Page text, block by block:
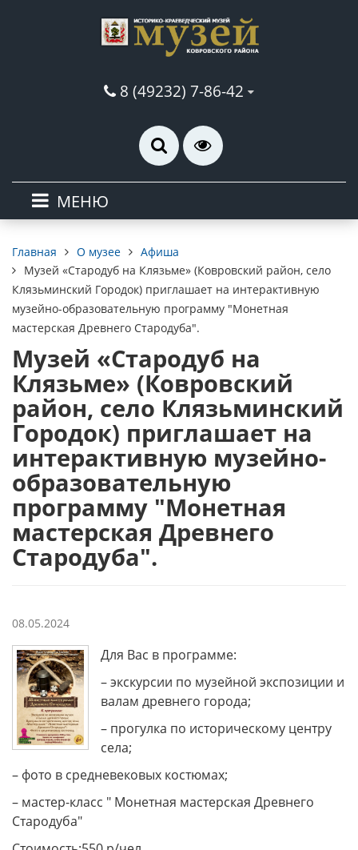
8 (49232) 7-86-42
МЕНЮ
Главная О музее
Афиша
Музей «Стародуб на Клязьме» (Ковровский район, село
Клязьминский Городок) приглашает на интерактивную
музейно-образовательную программу "Монетная
мастерская Древнего Стародуба".
Музей «Стародуб на
Клязьме» (Ковровский
район, село Клязьминский
Городок) приглашает на
интерактивную музейно-
образовательную
программу "Монетная
мастерская Древнего
Стародуба".
08.05.2024
Для Вас в программе:
– экскурсии по музейной экспозиции и
валам древнего города;
– прогулка по историческому центру
села;
– фото в средневековых костюмах;
– мастер-класс " Монетная мастерская Древнего
Стародуба"